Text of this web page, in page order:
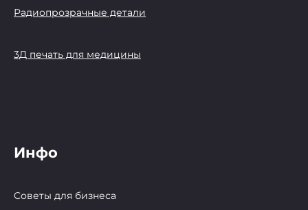
Радиопрозрачные детали
3Д печать для медицины
Инфо
Советы для бизнеса